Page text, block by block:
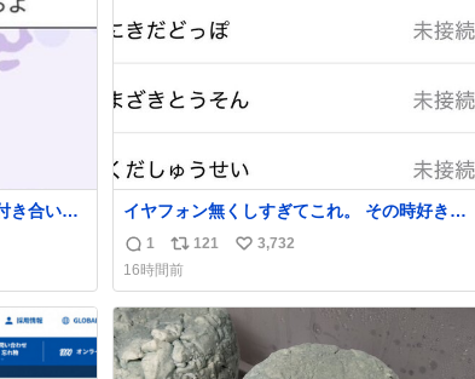
数
き合いた
るけど(同
たし)最
イヤフォン無くしすぎてこれ。 その時好きだ
った男のセコムの名前にしてる
返
信
数
1
リ
ポ
ス
ト
数
121
い
ね
数
3,732
16時間前